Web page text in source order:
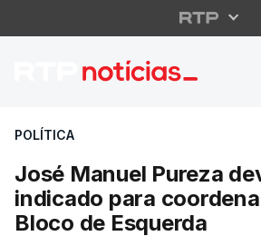
José Manuel
POLÍTICA
José Manuel Pureza
indicado para
Bloco de Esquerda